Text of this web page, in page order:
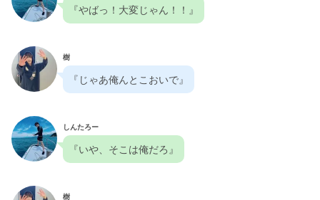
『やばっ！大変じゃん！！』
樹
『じゃあ俺んとこおいで』
しんたろー
『いや、そこは俺だろ』
樹